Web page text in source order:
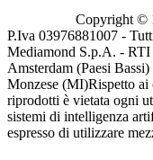
Copyright ©
P.Iva 03976881007 -
Mediamond S.p.A. - RTI
Amsterdam (Paesi
Monzese (MI)Rispetto ai
riprodotti è vietata ogni
sistemi di intelligenza
espresso di utilizzare